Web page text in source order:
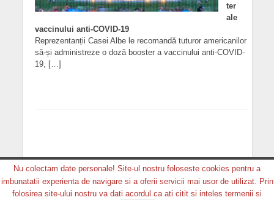
ter
ale
vaccinului anti-COVID-19
Reprezentanții Casei Albe le recomandă tuturor americanilor
să-și administreze o doză booster a vaccinului anti-COVID-
19, […]
Copyright © 2026. MEDIA GRUP PRODUCTION. Toate
Nu colectam date personale! Site-ul nostru foloseste cookies pentru a
imbunatatii experienta de navigare si a oferii servicii mai usor de utilizat. Prin
folosirea site-ului nostru va dati acordul ca ati citit si inteles termenii si